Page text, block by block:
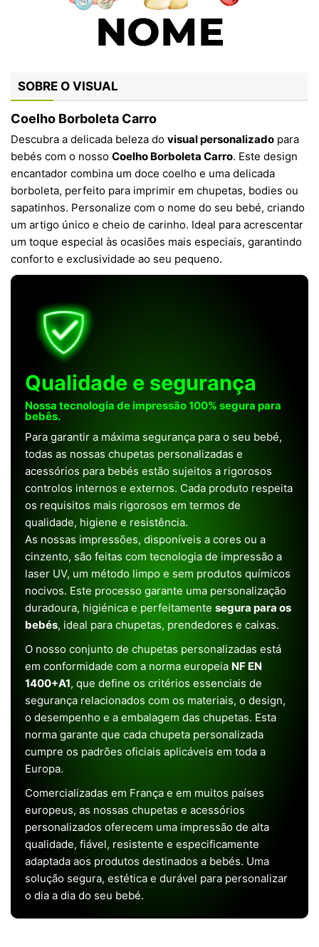
SOBRE O VISUAL
Coelho Borboleta Carro
Descubra a delicada beleza do visual personalizado para
bebés com o nosso Coelho Borboleta Carro. Este design
encantador combina um doce coelho e uma delicada
borboleta, perfeito para imprimir em chupetas, bodies ou
sapatinhos. Personalize com o nome do seu bebé, criando
um artigo único e cheio de carinho. Ideal para acrescentar
um toque especial às ocasiões mais especiais, garantindo
conforto e exclusividade ao seu pequeno.
Qualidade e segurança
Nossa tecnologia de impressão 100% segura para
bebês.
Para garantir a máxima segurança para o seu bebé,
todas as nossas chupetas personalizadas e
acessórios para bebés estão sujeitos a rigorosos
controlos internos e externos. Cada produto respeita
os requisitos mais rigorosos em termos de
qualidade, higiene e resistência.
As nossas impressões, disponíveis a cores ou a
cinzento, são feitas com tecnologia de impressão a
laser UV, um método limpo e sem produtos químicos
nocivos. Este processo garante uma personalização
duradoura, higiénica e perfeitamente segura para os
bebés, ideal para chupetas, prendedores e caixas.
O nosso conjunto de chupetas personalizadas está
em conformidade com a norma europeia NF EN
1400+A1, que define os critérios essenciais de
segurança relacionados com os materiais, o design,
o desempenho e a embalagem das chupetas. Esta
norma garante que cada chupeta personalizada
cumpre os padrões oficiais aplicáveis em toda a
Europa.
Comercializadas em França e em muitos países
europeus, as nossas chupetas e acessórios
personalizados oferecem uma impressão de alta
qualidade, fiável, resistente e especificamente
adaptada aos produtos destinados a bebés. Uma
solução segura, estética e durável para personalizar
o dia a dia do seu bebé.